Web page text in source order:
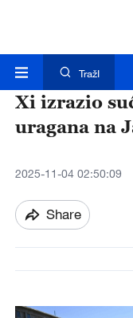
TražI
Xi izrazio
uragana na
2025-11-04 02:50:09
Share